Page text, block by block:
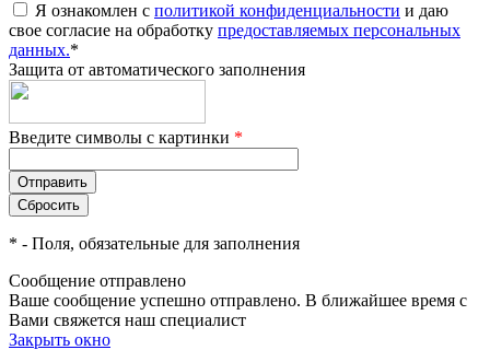
Я ознакомлен с политикой конфиденциальности и даю
свое согласие на обработку предоставляемых персональных
данных.*
Защита от автоматического заполнения
Введите символы с картинки *
* - Поля, обязательные для заполнения
Сообщение отправлено
Ваше сообщение успешно отправлено. В ближайшее время с
Вами свяжется наш специалист
Закрыть окно